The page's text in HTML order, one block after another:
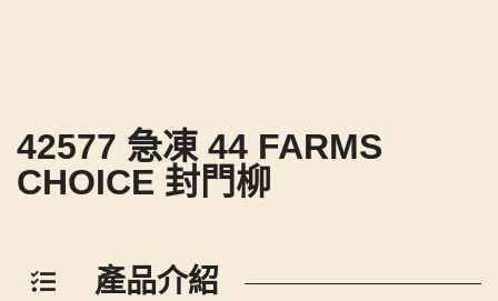
42577 急凍 44 FARMS
CHOICE 封門柳
產品介紹